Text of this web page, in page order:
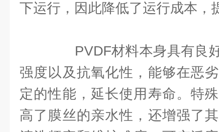
下运行，因此降低了运行成本，
PVDF材料本身具有良
强度以及抗氧化性，能够在恶
定的性能，延长使用寿命。特
高了膜丝的亲水性，还增强了